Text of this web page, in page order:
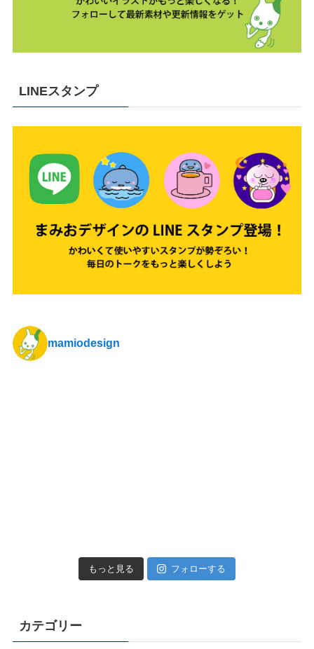
LINEスタンプ
mamiodesign
もっと見る フォローする
カテゴリー